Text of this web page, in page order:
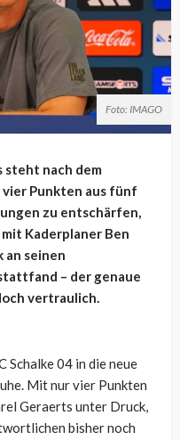
Foto: IMAGO
steht nach dem
Punkten aus fünf
zu entschärfen,
Kaderplaner Ben
an seinen
– der genaue
vertraulich.
Schalke 04 in die neue
Mit nur vier Punkten
Geraerts unter Druck,
bisher noch